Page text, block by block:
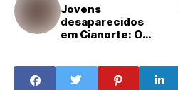
Jovens
desaparecidos
em Cianorte: O
do trio após
viagem a Porto